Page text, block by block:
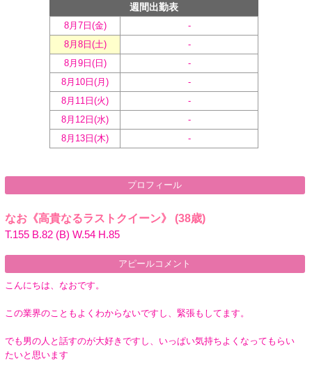
週間出勤表
8月7日(金)
-
8月8日(土)
-
8月9日(日)
-
8月10日( 月)
-
8月11日(火)
-
8月12日(水)
-
8月13日(木) -
プロフィール
なお《高貴なるラストクイーン》 (38歳)
T.155 B.82 (B) W.54 H.85
アピールコメント
こんにちは、なおです。
この業界のこともよくわからないですし、緊張もしてます。
でも男の人と話すのが大好きですし、いっぱい気持ちよくなってもらい
たいと思います